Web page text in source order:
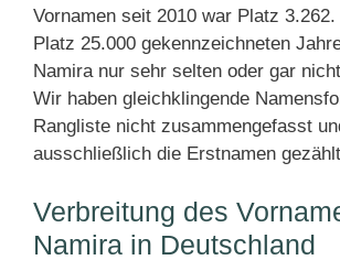
Vornamen seit 2010 war Platz
Platz 25.000 gekennzeichneten
Namira nur sehr selten oder gar
Wir haben gleichklingende
Rangliste nicht zusammengefasst
ausschließlich die Erstnamen
Verbreitung des
Namira in Deutschland